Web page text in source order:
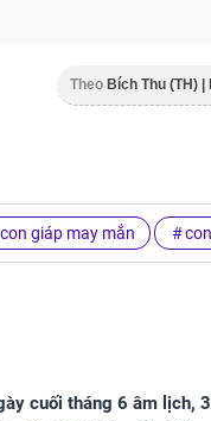
Theo Bích Thu (TH)
con giáp may mắn
cuối tháng 6 âm lịch,